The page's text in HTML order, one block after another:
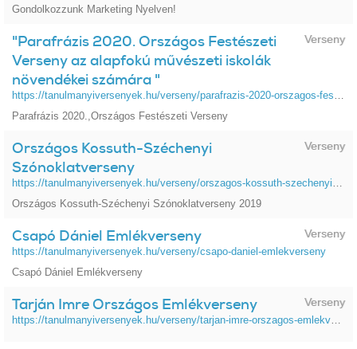
Gondolkozzunk Marketing Nyelven!
Verseny
"Parafrázis 2020. Országos Festészeti
Verseny az alapfokú művészeti iskolák
növendékei számára "
https://tanulmanyiversenyek.hu/verseny/parafrazis-2020-orszagos-festeszeti-verseny-az-alapfoku-muveszeti-iskolak-novendekei-szamara
Parafrázis 2020.,Országos Festészeti Verseny
Verseny
Országos Kossuth-Széchenyi
Szónoklatverseny
https://tanulmanyiversenyek.hu/verseny/orszagos-kossuth-szechenyi-szonoklatverseny
Országos Kossuth-Széchenyi Szónoklatverseny 2019
Verseny
Csapó Dániel Emlékverseny
https://tanulmanyiversenyek.hu/verseny/csapo-daniel-emlekverseny
Csapó Dániel Emlékverseny
Verseny
Tarján Imre Országos Emlékverseny
https://tanulmanyiversenyek.hu/verseny/tarjan-imre-orszagos-emlekverseny